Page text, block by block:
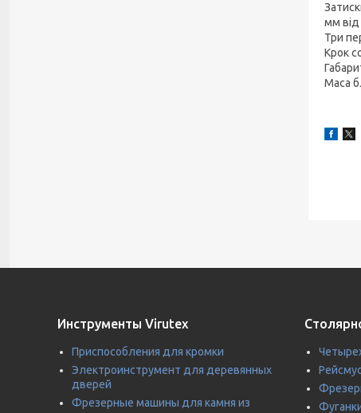
мм від
Три
Крок
Маса
Инструменты Virutex
Приспособления для кромки
Электроинструмент для деревянных
дверей
Фрезерные машины для камня из